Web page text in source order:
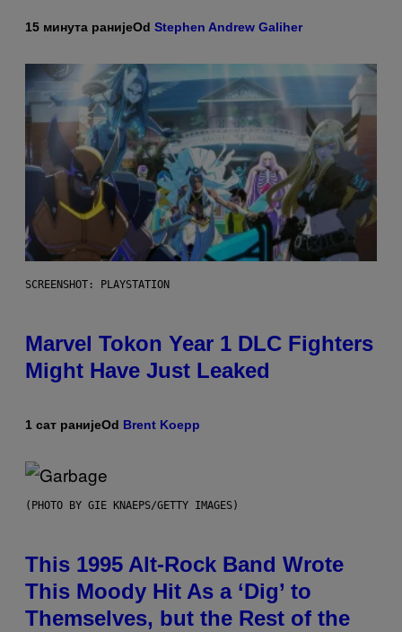
15 минута ранијеOd Stephen Andrew Galiher
SCREENSHOT: PLAYSTATION
Marvel Tokon Year 1 DLC Fighters
Might Have Just Leaked
1 сат ранијеOd Brent Koepp
(PHOTO BY GIE KNAEPS/GETTY IMAGES)
This 1995 Alt-Rock Band Wrote
This Moody Hit As a ‘Dig’ to
Themselves, but the Rest of the